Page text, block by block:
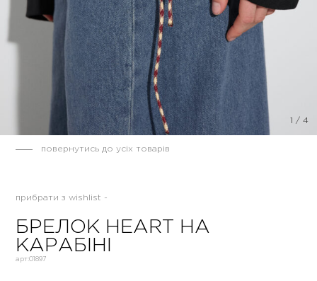
/ 4
повернутись до усіх товарів
прибрати з wishlist -
БРЕЛОК HEART НА
КАРАБІНІ
арт:01897